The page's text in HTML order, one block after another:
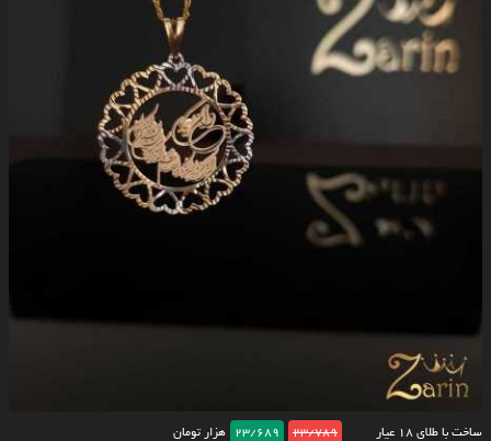
ساخت با طلای ۱۸ عیار 23/789
23/689 هزار تومان